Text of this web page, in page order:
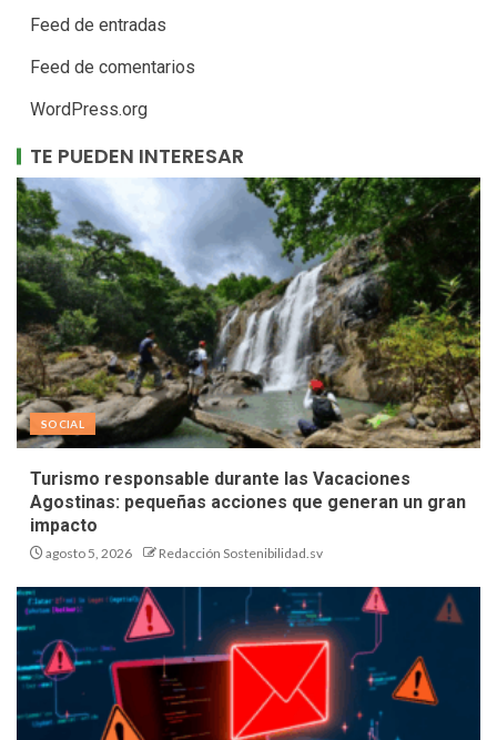
Feed de entradas
Feed de comentarios
WordPress.org
TE PUEDEN INTERESAR
SOCIAL
Turismo responsable durante las Vacaciones
Agostinas: pequeñas acciones que generan un gran
impacto
agosto 5, 2026 Redacción Sostenibilidad.sv